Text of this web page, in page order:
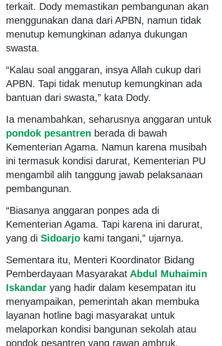
terkait. Dody memastikan pembangunan akan
menggunakan dana dari APBN, namun tidak
menutup kemungkinan adanya dukungan
swasta.
“Kalau soal anggaran, insya Allah cukup dari
APBN. Tapi tidak menutup kemungkinan ada
bantuan dari swasta,” kata Dody.
Ia menambahkan, seharusnya anggaran untuk
pondok pesantren berada di bawah
Kementerian Agama. Namun karena musibah
ini termasuk kondisi darurat, Kementerian PU
mengambil alih tanggung jawab pelaksanaan
pembangunan.
“Biasanya anggaran ponpes ada di
Kementerian Agama. Tapi karena ini darurat,
yang di Sidoarjo kami tangani,” ujarnya.
Sementara itu, Menteri Koordinator Bidang
Pemberdayaan Masyarakat Abdul Muhaimin
Iskandar yang hadir dalam kesempatan itu
menyampaikan, pemerintah akan membuka
layanan hotline bagi masyarakat untuk
melaporkan kondisi bangunan sekolah atau
pondok pesantren yang rawan ambruk.